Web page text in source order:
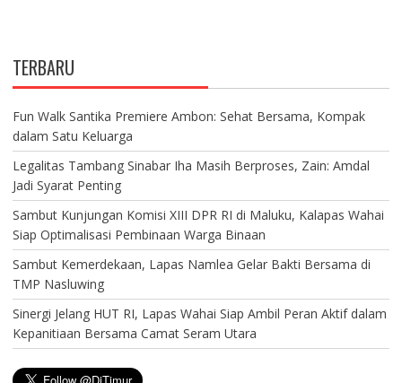
TERBARU
Fun Walk Santika Premiere Ambon: Sehat Bersama, Kompak
dalam Satu Keluarga
Legalitas Tambang Sinabar Iha Masih Berproses, Zain: Amdal
Jadi Syarat Penting
Sambut Kunjungan Komisi XIII DPR RI di Maluku, Kalapas Wahai
Siap Optimalisasi Pembinaan Warga Binaan
Sambut Kemerdekaan, Lapas Namlea Gelar Bakti Bersama di
TMP Nasluwing
Sinergi Jelang HUT RI, Lapas Wahai Siap Ambil Peran Aktif dalam
Kepanitiaan Bersama Camat Seram Utara